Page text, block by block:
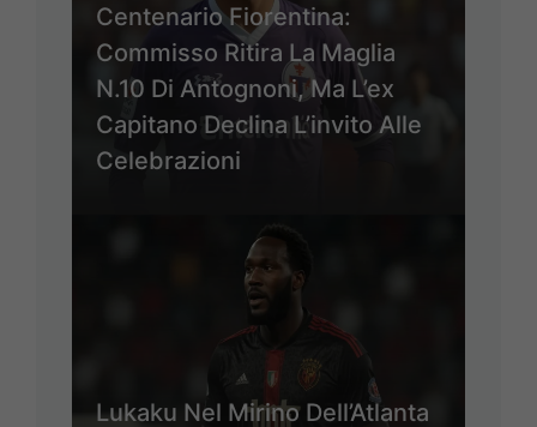
Centenario Fiorentina:
Commisso Ritira La Maglia
N.10 Di Antognoni, Ma L’ex
Capitano Declina L’invito Alle
Celebrazioni
Lukaku Nel Mirino Dell’Atlanta